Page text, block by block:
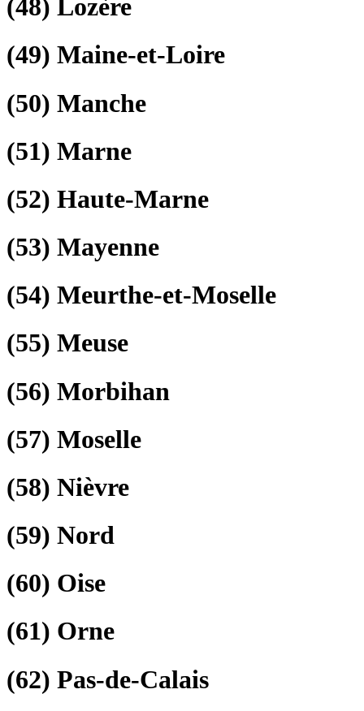
(48) Lozère
(49) Maine-et-Loire
(50) Manche
(51) Marne
(52) Haute-Marne
(53) Mayenne
(54) Meurthe-et-Moselle
(55) Meuse
(56) Morbihan
(57) Moselle
(58) Nièvre
(59) Nord
(60) Oise
(61) Orne
(62) Pas-de-Calais